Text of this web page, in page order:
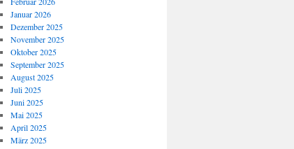
Januar 2026
Dezember 2025
November 2025
Oktober 2025
September 2025
August 2025
Juli 2025
Juni 2025
Mai 2025
April 2025
März 2025